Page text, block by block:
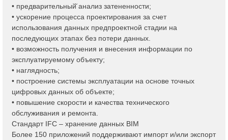
• предварительный̆ анализ затененности;
• ускорение процесса проектирования за счет
использования данных предпроектной стадии на
последующих этапах без потери данных.
• возможность получения и внесения информации по
эксплуатируемому объекту;
• наглядность;
• построение системы эксплуатации на основе точных
цифровых данных об объекте;
• повышение скорости и качества технического
обслуживания и ремонта.
Стандарт IFC – хранение данных BIM
Более 150 приложений поддерживают импорт и/или экспорт